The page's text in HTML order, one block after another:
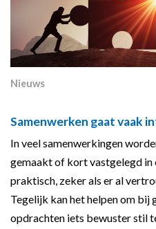
Nieuws
Samenwerken gaat vaak
In veel samenwerkingen
gemaakt of kort vastgelegd in
praktisch, zeker als er al
Tegelijk kan het helpen om
opdrachten iets bewuster stil